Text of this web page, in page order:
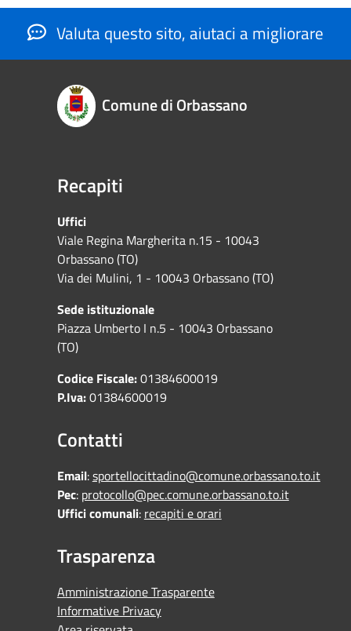
Valuta questo sito, aiutaci a migliorare
Comune di Orbassano
Recapiti
Uffici
Viale Regina Margherita n.15 - 10043
Orbassano (TO)
Via dei Mulini, 1 - 10043 Orbassano (TO)
Sede istituzionale
Piazza Umberto I n.5 - 10043 Orbassano
(TO)
Codice Fiscale:01384600019
P.Iva:01384600019
Contatti
Email:sportellocittadino@comune.orbassano.to.it
Pec: protocollo@pec.comune.orbassano.to.it
Uffici comunali: recapiti e orari
Trasparenza
Amministrazione Trasparente
Informative Privacy